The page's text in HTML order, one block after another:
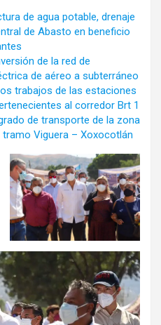
de agua potable, drenaje
de Abasto en beneficio
de la red de
de aéreo a subterráneo
trabajos de las estaciones
al corredor Brt 1
de transporte de la zona
Viguera – Xoxocotlán